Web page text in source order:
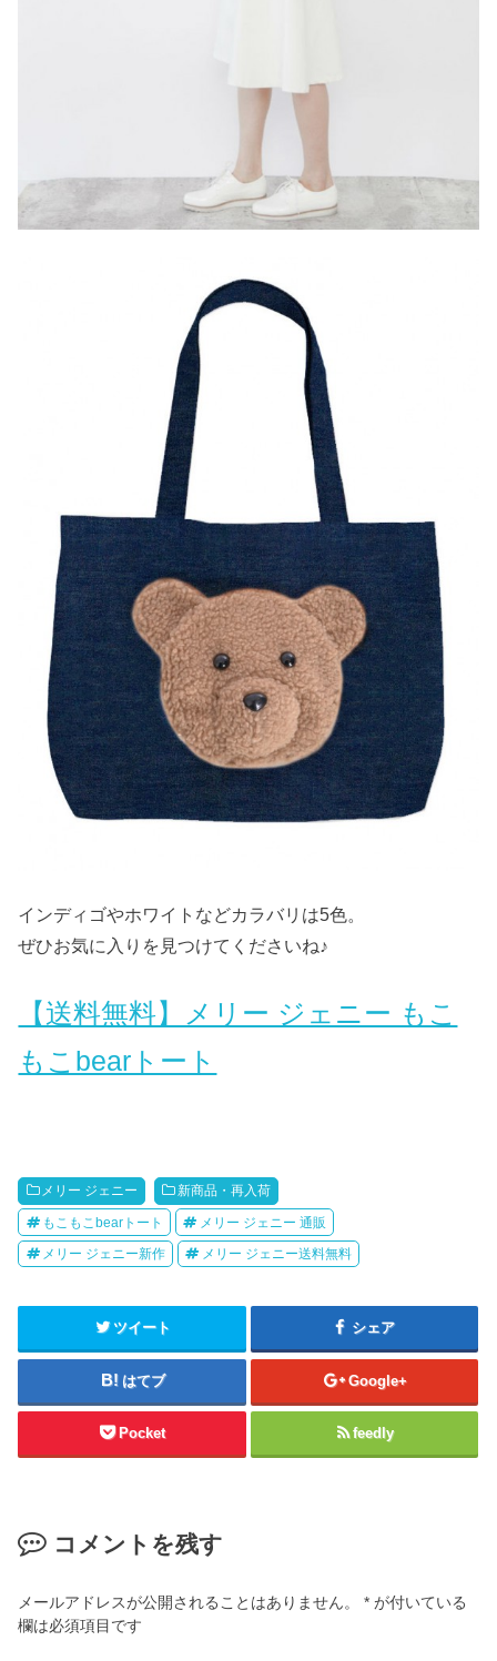
インディゴやホワイトなどカラバリは5色。
ぜひお気に入りを見つけてくださいね♪
【送料無料】メリー ジェニー もこ
もこbearトート
メリー ジェニー 新商品・再入荷
もこもこbearトート メリー ジェニー 通販
メリー ジェニー新作 メリー ジェニー送料無料
ツイート シェア
はてブ Google+
Pocket feedly
コメントを残す
メールアドレスが公開されることはありません。 * が付いている
欄は必須項目です